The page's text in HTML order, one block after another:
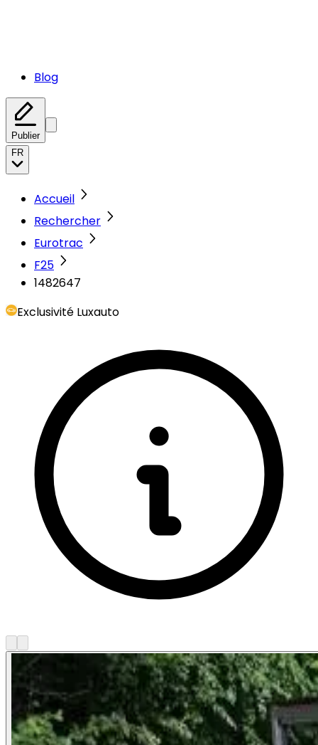
Blog
Publier
FR
Accueil
Rechercher
Eurotrac
F25
1482647
Exclusivité Luxauto